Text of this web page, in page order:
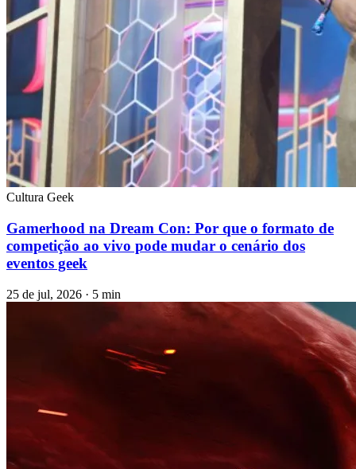
Cultura Geek
Gamerhood na Dream Con: Por que o formato de
competição ao vivo pode mudar o cenário dos
eventos geek
25 de jul, 2026 · 5 min